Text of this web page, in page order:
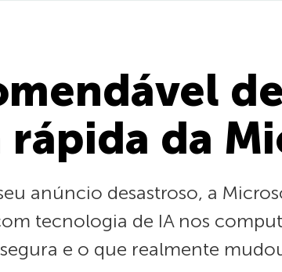
rápida da
anúncio desastroso, a
tecnologia de IA nos
e o que realmente